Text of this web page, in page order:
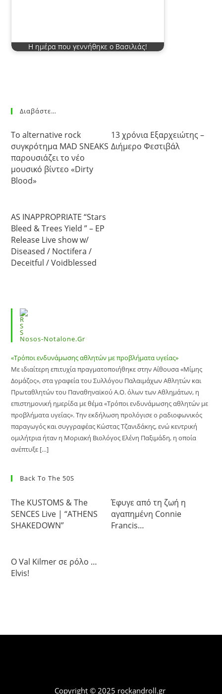
Η ημέρα που γεννήθηκε ο Βασιλιάς!
Διαβάστε…
Το alternative rock
συγκρότημα MAD SNEAKS
παρουσιάζει το νέο
μουσικό βίντεο «Dirty
Blood»
13 χρόνια Εξαρχειώτης –
Διήμερο Φεστιβάλ
AS INAPPROPRIATE “Stars
Bleed & Trees Yield ” – EP
Release Live show w/
Diseased / Noctifera /
Deceitful / Voidblessed
Nosos-Notalone.gr
«Τρόποι ενδυνάμωσης αθλητών με προβλήματα υγείας»
Με ιδιαίτερη επιτυχία πραγματοποιήθηκε στην Αίθουσα «Μίμης
Δομάζος», στα γραφεία του Συλλόγου Παλαιμάχων Αθλητών και
Πρωταθλητών του Παναθηναϊκού Α.Ο. όλων των Αθλημάτων, η
επιστημονική ημερίδα με θέμα «Τρόποι ενδυνάμωσης αθλητών με
προβλήματα υγείας». Την εκδήλωση προλόγισε ο ραδιοφωνικός
παραγωγός και συγγραφέας Κώστας Τζανιδάκης, ενώ κεντρική
ομιλήτρια ήταν η Μοριακή Βιολόγος Ελένη Παξιμάδη, η οποία
ανέπτυξε […]
Back To The 50S
The KUSTOMS & The
SENCES Live | “ATHENS
SHAKEDOWN”
Έφυγε από τη ζωή η
αγαπημένη Connie
Francis…
Ο Val Kilmer σε ρόλο …
Elvis!
Copyright © 2025 rockandroll.gr